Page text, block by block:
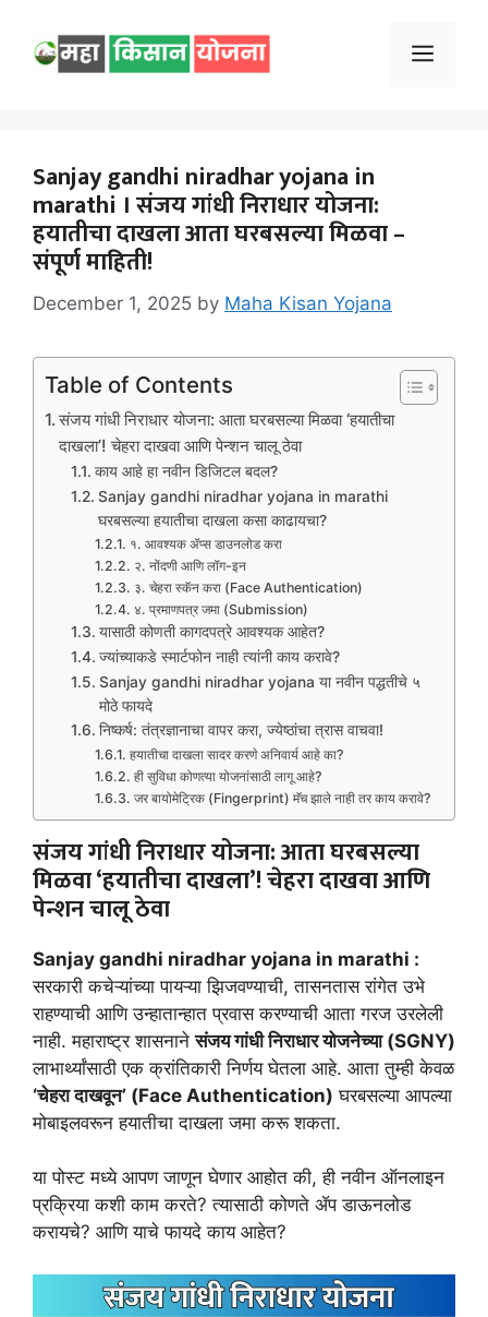
content
Menu
Sanjay gandhi niradhar yojana in
marathi । संजय गांधी निराधार योजना:
हयातीचा दाखला आता घरबसल्या मिळवा –
संपूर्ण माहिती!
December 1, 2025 by Maha Kisan Yojana
Table of Contents
संजय गांधी निराधार योजना: आता घरबसल्या मिळवा ‘हयातीचा
दाखला’! चेहरा दाखवा आणि पेन्शन चालू ठेवा
काय आहे हा नवीन डिजिटल बदल?
Sanjay gandhi niradhar yojana in marathi
घरबसल्या हयातीचा दाखला कसा काढायचा?
१. आवश्यक ॲप्स डाउनलोड करा
२. नोंदणी आणि लॉग-इन
३. चेहरा स्कॅन करा (Face Authentication)
४. प्रमाणपत्र जमा (Submission)
यासाठी कोणती कागदपत्रे आवश्यक आहेत?
ज्यांच्याकडे स्मार्टफोन नाही त्यांनी काय करावे?
Sanjay gandhi niradhar yojana या नवीन पद्धतीचे ५
मोठे फायदे
निष्कर्ष: तंत्रज्ञानाचा वापर करा, ज्येष्ठांचा त्रास वाचवा!
हयातीचा दाखला सादर करणे अनिवार्य आहे का?
ही सुविधा कोणत्या योजनांसाठी लागू आहे?
जर बायोमेट्रिक (Fingerprint) मॅच झाले नाही तर काय करावे?
संजय गांधी निराधार योजना: आता घरबसल्या
मिळवा ‘हयातीचा दाखला’! चेहरा दाखवा आणि
पेन्शन चालू ठेवा
Sanjay gandhi niradhar yojana in marathi :
सरकारी कचेऱ्यांच्या पायऱ्या झिजवण्याची, तासनतास रांगेत उभे
राहण्याची आणि उन्हातान्हात प्रवास करण्याची आता गरज उरलेली
नाही. महाराष्ट्र शासनानेसंजय गांधी निराधार योजनेच्या (SGNY)
लाभार्थ्यांसाठी एक क्रांतिकारी निर्णय घेतला आहे. आता तुम्ही केवळ
‘चेहरा दाखवून’ (Face Authentication) घरबसल्या आपल्या
मोबाइलवरून हयातीचा दाखला जमा करू शकता.
या पोस्ट मध्ये आपण जाणून घेणार आहोत की, ही नवीन ऑनलाइन
प्रक्रिया कशी काम करते? त्यासाठी कोणते ॲप डाऊनलोड
करायचे? आणि याचे फायदे काय आहेत?